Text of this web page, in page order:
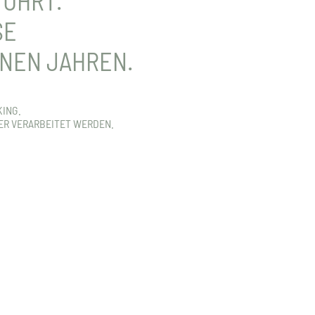
JAHREN.
VERARBEITET WERDEN.